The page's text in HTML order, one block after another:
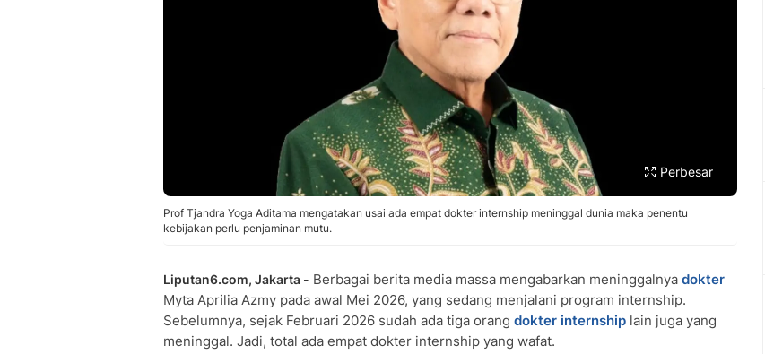
Perbesar
Prof Tjandra Yoga Aditama mengatakan usai ada empat dokter internship meninggal dunia maka penentu
kebijakan perlu penjaminan mutu.
Liputan6.com, Jakarta - Berbagai berita media massa mengabarkan meninggalnya dokter
Myta Aprilia Azmy pada awal Mei 2026, yang sedang menjalani program internship.
Sebelumnya, sejak Februari 2026 sudah ada tiga orang dokter internship lain juga yang
meninggal. Jadi, total ada empat dokter internship yang wafat.